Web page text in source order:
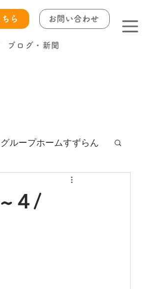
ら お問い合わせ
ブログ・新聞
グループホームすずらん
４/